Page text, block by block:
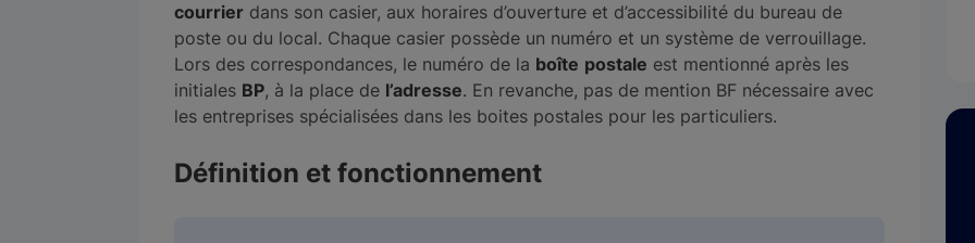
courrier dans son casier, aux horaires d’ouverture et d’accessibilité du bureau de
poste ou du local. Chaque casier possède un numéro et un système de verrouillage.
Lors des correspondances, le numéro de la boîte postale est mentionné après les
initiales BP, à la place de l’adresse. En revanche, pas de mention BF nécessaire avec
les entreprises spécialisées dans les boites postales pour les particuliers.
Définition et fonctionnement